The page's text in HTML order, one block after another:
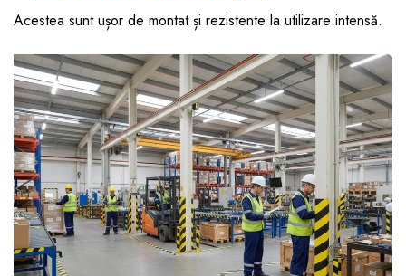
Acestea sunt ușor de montat și rezistente la utilizare intensă.